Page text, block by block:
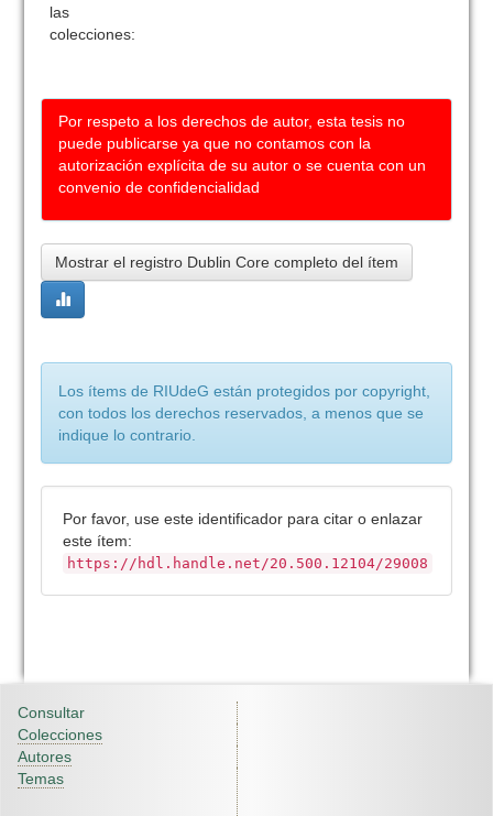
las
colecciones:
Por respeto a los derechos de autor, esta tesis no
puede publicarse ya que no contamos con la
autorización explícita de su autor o se cuenta con un
convenio de confidencialidad
Mostrar el registro Dublin Core completo del ítem
Los ítems de RIUdeG están protegidos por copyright,
con todos los derechos reservados, a menos que se
indique lo contrario.
Por favor, use este identificador para citar o enlazar
este ítem:
https://hdl.handle.net/20.500.12104/29008
Consultar
Colecciones
Autores
Temas